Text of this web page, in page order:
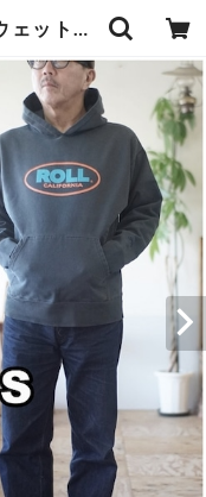
BARNS バーンズ スウェットパーカー プルオーバーパーカー 25466 バーンズアウトフィッターズ | bluelineshop